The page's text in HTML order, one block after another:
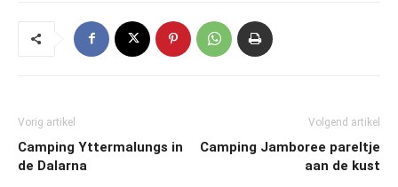
Vorig artikel
Camping Yttermalungs in
de Dalarna
Volgend artikel
Camping Jamboree pareltje
aan de kust